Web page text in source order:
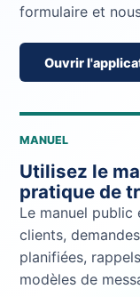
formulaire et
Ouvrir
MANUEL
Utilisez le
pratique de
Le manuel
clients,
planifiées,
modèles de